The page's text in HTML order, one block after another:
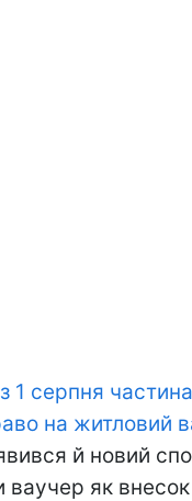
з 1 серпня
на житловий
й новий
ваучер як внесок